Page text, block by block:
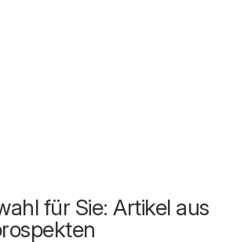
für Sie: Artikel aus